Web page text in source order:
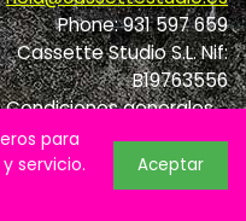
para
servicio.
Aceptar
Phone: 931 597 659
Cassette Studio S.L. Nif:
B19763556
Condiciones generales-
Política de privacidad-
Política de cookies